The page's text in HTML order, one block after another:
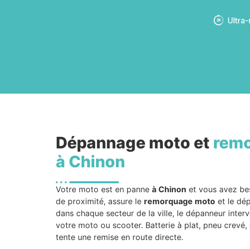
Dépannage moto et
à Chinon
Votre moto est en panne à Chinon et vous avez
de proximité, assure le remorquage moto et le
dans chaque secteur de la ville, le dépanneur
votre moto ou scooter. Batterie à plat, pneu
tente une remise en route directe.